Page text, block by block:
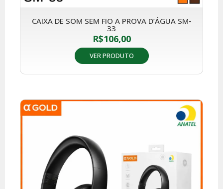
CAIXA DE SOM SEM FIO A PROVA D’ÁGUA SM-
33
R$106,00
VER PRODUTO